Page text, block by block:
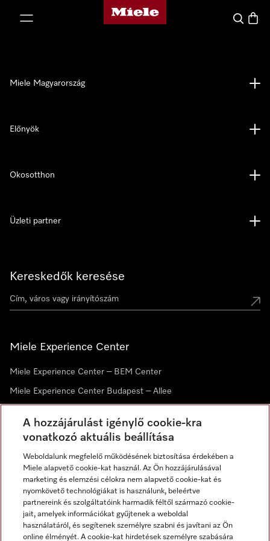
Miele honlapja
Kereses
Kereskedők keresése
Miele Experience Center
Miele Experience Center – BEM Center
Miele Experience Center Budapest – Allee
Hírlevél
Miele Magyarország
Előnyök
Okosotthon
Üzleti partner
A hozzájárulást igénylő cookie-kra
vonatkozó aktuális beállítása
Weboldalunk megfelelő működésének biztosítása érdekében a
Miele alapvető cookie-kat használ. Az Ön hozzájárulásával
marketing és elemzési célokra nem alapvető cookie-kat és
nyomkövető technológiákat is használunk, beleértve
partnereink és szolgáltatóink harmadik féltől származó cookie-
jait, amelyek információkat gyűjtenek a weboldal
használatáról, és segítenek személyre szabni és javítani az Ön
online élményét. A cookie-kat hirdetések személyre szabására